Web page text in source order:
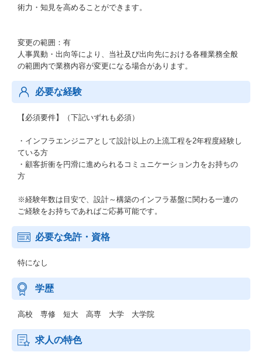
術力・知見を高めることができます。
変更の範囲：有
人事異動・出向等により、当社及び出向先における各種業務全般
の範囲内で業務内容が変更になる場合があります。
必要な経験
【必須要件】（下記いずれも必須）
・インフラエンジニアとして設計以上の上流工程を2年程度経験し
ている方
・顧客折衝を円滑に進められるコミュニケーション力をお持ちの
方
※経験年数は目安で、設計～構築のインフラ基盤に関わる一連の
ご経験をお持ちであればご応募可能です。
必要な免許・資格
特になし
学歴
高校 専修 短大 高専 大学 大学院
求人の特色